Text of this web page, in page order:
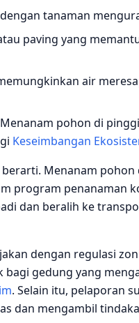
tanaman
paving yang
air
pohon di
Keseimbangan
Menanam
program penanaman
dan beralih ke
dengan regulasi
gedung yang
. Selain itu, pelaporan
dan mengambil